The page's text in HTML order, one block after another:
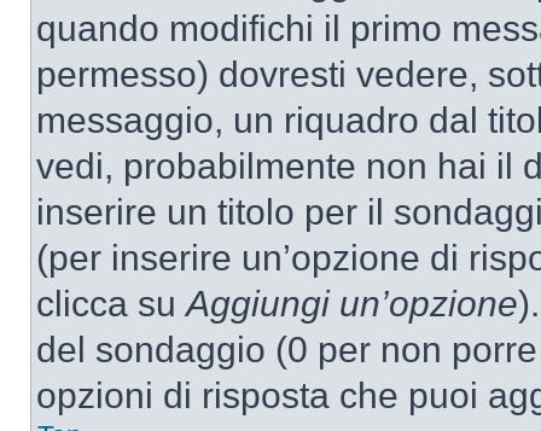
quando modifichi il primo
permesso) dovresti vedere,
messaggio, un riquadro dal
vedi, probabilmente non hai il
inserire un titolo per il
(per inserire un’opzione di
clicca suAggiungi un’opzione
del sondaggio (0 per non
opzioni di risposta che puoi